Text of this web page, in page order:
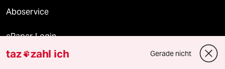
Aboservice
ePaper Login
Downloads für Abonnierende
taz zahl ich Gerade nicht